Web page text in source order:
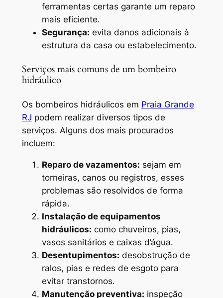
ferramentas certas garante um reparo
mais eficiente.
Segurança: evita danos adicionais à
estrutura da casa ou estabelecimento.
Serviços mais comuns de um bombeiro
hidráulico
Os bombeiros hidráulicos em Praia Grande
RJ podem realizar diversos tipos de
serviços. Alguns dos mais procurados
incluem:
Reparo de vazamentos: sejam em
torneiras, canos ou registros, esses
problemas são resolvidos de forma
rápida.
Instalação de equipamentos
hidráulicos: como chuveiros, pias,
vasos sanitários e caixas d’água.
Desentupimentos: desobstrução de
ralos, pias e redes de esgoto para
evitar transtornos.
Manutenção preventiva: inspeção